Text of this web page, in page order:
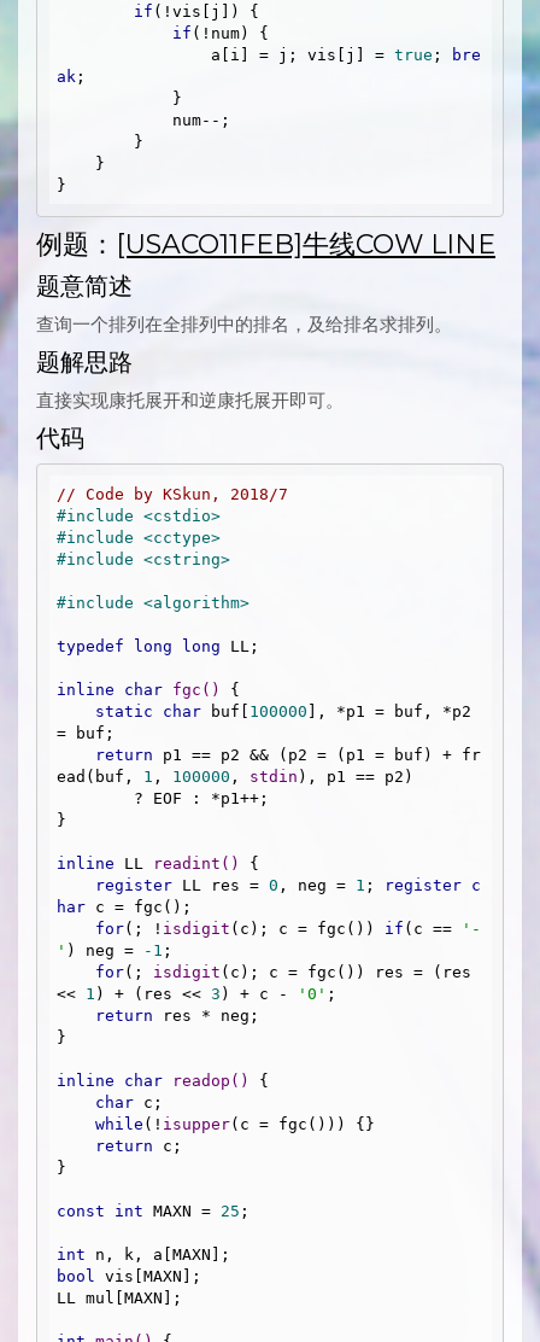
if (!vis[j]) {
if (!num) {
                a[i] = j; vis[j] =
true ;
bre
ak ;
例题： [USACO11FEB]牛线COW LINE
题意简述
查询一个排列在全排列中的排名，及给排名求排列。
题解思路
直接实现康托展开和逆康托展开即可。
代码
// Code by KSkun, 2018/7
#include <cstdio>
#include <cctype>
#include <cstring>
#include <algorithm>
typedef long long LL;
inline char fgc ()
{
static
char buf[ 100000 ], *p1 = buf, *p2
= buf;
return p1 == p2 && (p2 = (p1 = buf) + fr
ead(buf, 1 , 100000 , stdin ), p1 == p2)
}
inline LL readint ()
{
register LL res = 0 , neg = 1 ; register c
har c = fgc();
for(; ! isdigit (c); c = fgc()) if (c ==
'-
' ) neg = -1 ;
for(; isdigit (c); c = fgc()) res = (res
<< 1 ) + (res << 3 ) + c - '0' ;
return res * neg;
}
inline char readop ()
{
char c;
while (! isupper(c = fgc())) {}
return c;
}
const int MAXN = 25 ;
int
bool
vis[MAXN];
LL mul[MAXN];